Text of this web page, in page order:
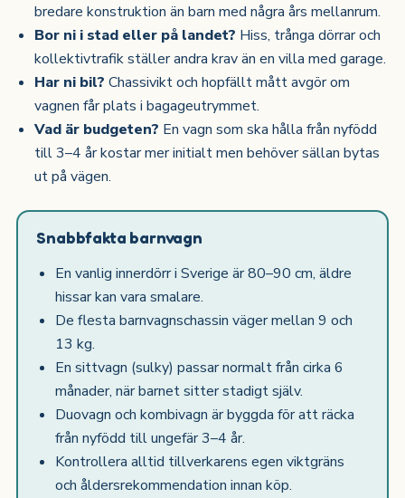
bredare konstruktion än barn med några års mellanrum.
Bor ni i stad eller på landet? Hiss, trånga dörrar och
kollektivtrafik ställer andra krav än en villa med garage.
Har ni bil? Chassivikt och hopfällt mått avgör om
vagnen får plats i bagageutrymmet.
Vad är budgeten? En vagn som ska hålla från nyfödd
till 3–4 år kostar mer initialt men behöver sällan bytas
ut på vägen.
Snabbfakta barnvagn
En vanlig innerdörr i Sverige är 80–90 cm, äldre
hissar kan vara smalare.
De flesta barnvagnschassin väger mellan 9 och
13 kg.
En sittvagn (sulky) passar normalt från cirka 6
månader, när barnet sitter stadigt själv.
Duovagn och kombivagn är byggda för att räcka
från nyfödd till ungefär 3–4 år.
Kontrollera alltid tillverkarens egen viktgräns
och åldersrekommendation innan köp.